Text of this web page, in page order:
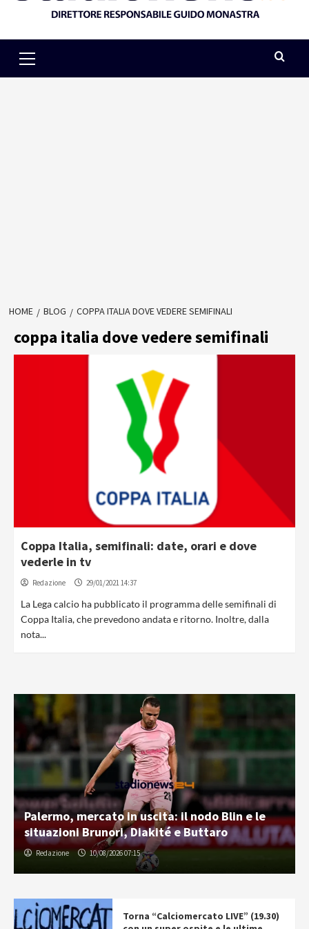
Menu
HOME BLOG COPPA ITALIA DOVE VEDERE SEMIFINALI
coppa italia dove vedere semifinali
Coppa Italia, semifinali: date, orari e dove
vederle in tv
Redazione 29/01/2021 14:37
La Lega calcio ha pubblicato il programma delle semifinali di
Coppa Italia, che prevedono andata e ritorno. Inoltre, dalla
nota...
Palermo, mercato in uscita: il nodo Blin e le
situazioni Brunori, Diakité e Buttaro
Redazione 10/08/2026 07:15
Torna “Calciomercato LIVE” (19.30)